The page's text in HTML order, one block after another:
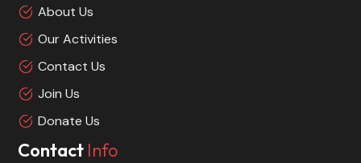
About Us
Our Activities
Contact Us
Join Us
Donate Us
Contact Info